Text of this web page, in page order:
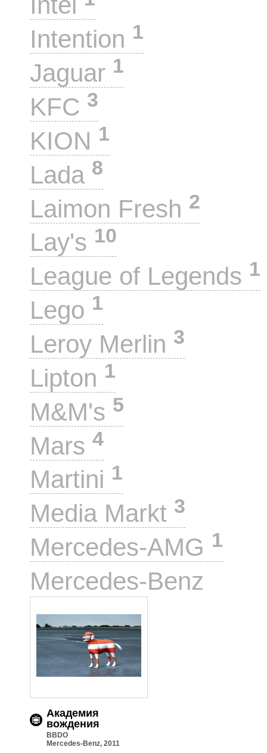
Intention 1
Jaguar 1
KFC 3
KION 1
Lada 8
Laimon Fresh 2
Lay's 10
League of Legends 1
Lego 1
Leroy Merlin 3
Lipton 1
M&M's 5
Mars 4
Martini 1
Media Markt 3
Mercedes-AMG 1
Mercedes-Benz
Академия
вождения
BBDO
Mercedes-Benz, 2011